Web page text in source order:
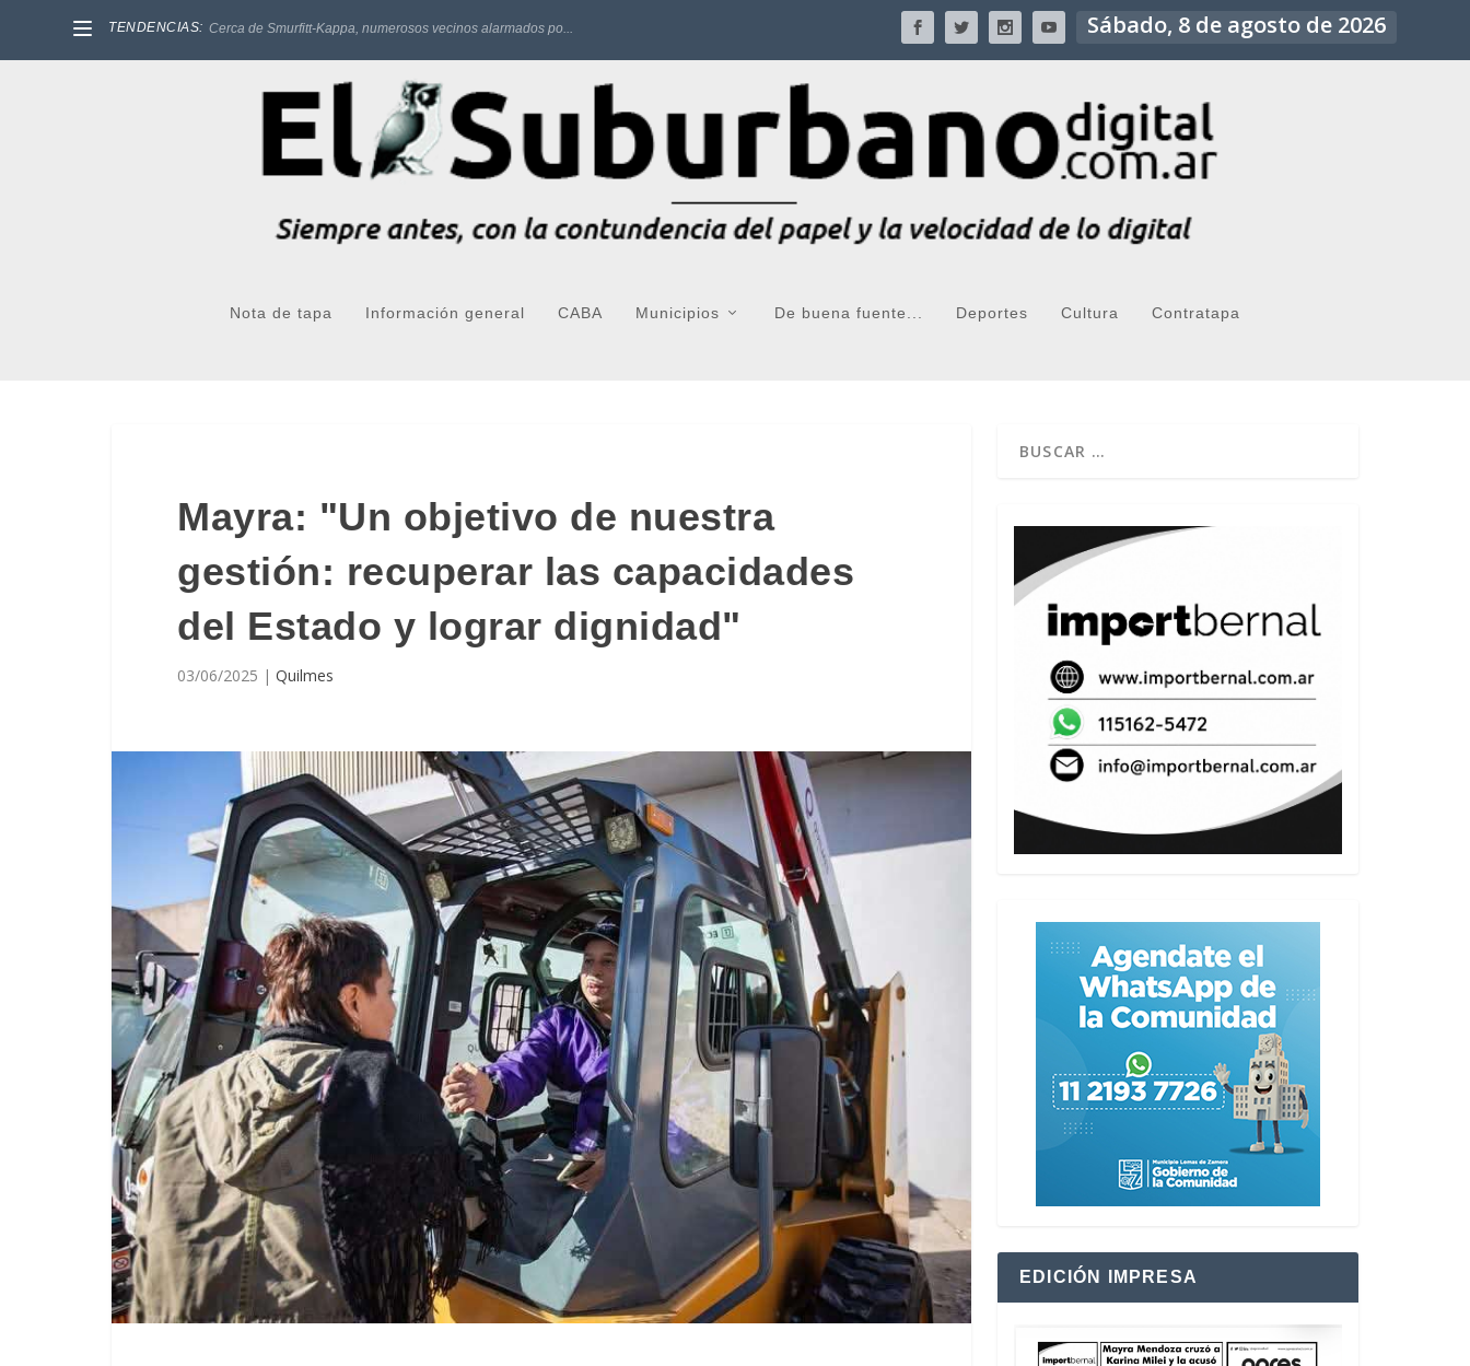
TENDENCIAS: Cerca de Smurfitt-Kappa, numerosos vecinos alarmados po... Sábado, 8 de agosto de 2026
Nota de tapa Información general CABA Municipios De buena fuente... Deportes Cultura Contratapa
Mayra: "Un objetivo de nuestra
gestión: recuperar las capacidades
del Estado y lograr dignidad"
03/06/2025 | Quilmes
EDICIÓN IMPRESA